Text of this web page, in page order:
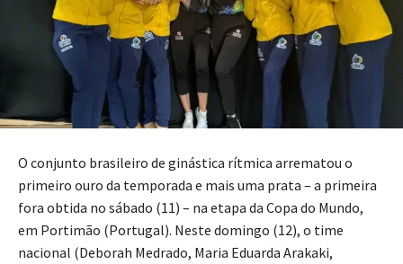
O conjunto brasileiro de ginástica rítmica arrematou o
primeiro ouro da temporada e mais uma prata – a primeira
fora obtida no sábado (11) – na etapa da Copa do Mundo,
em Portimão (Portugal). Neste domingo (12), o time
nacional (Deborah Medrado, Maria Eduarda Arakaki,